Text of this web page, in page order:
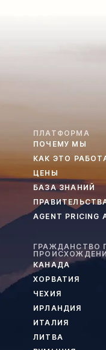
ПЛАТФОРМА
ПОЧЕМУ МЫ
КАК ЭТО
ЦЕНЫ
БАЗА ЗНАНИЙ
AGENT PRICING
ГРАЖДАНСТВО
КАНАДА
ХОРВАТИЯ
ЧЕХИЯ
ИРЛАНДИЯ
ИТАЛИЯ
ЛИТВА